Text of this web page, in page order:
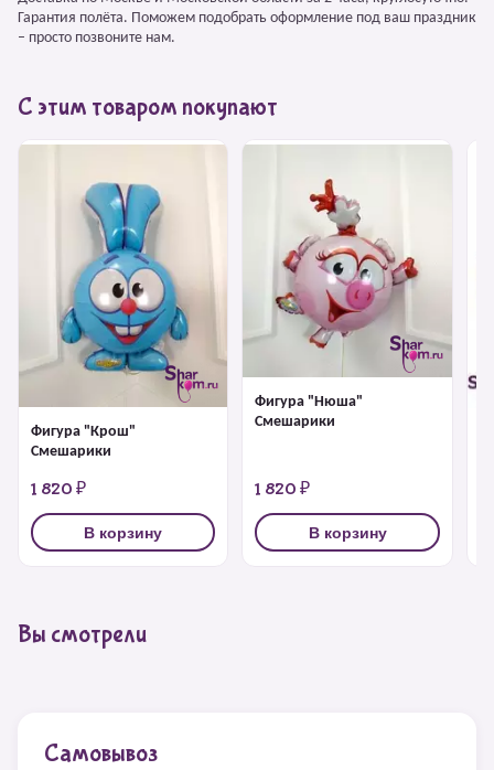
Гарантия полёта. Поможем подобрать оформление под ваш праздник
– просто позвоните нам.
С этим товаром покупают
Фигура "Крош"
Смешарики
1 820 ₽
В корзину
Фигура "Нюша"
Смешарики
1 820 ₽
В корзину
Вы смотрели
Самовывоз